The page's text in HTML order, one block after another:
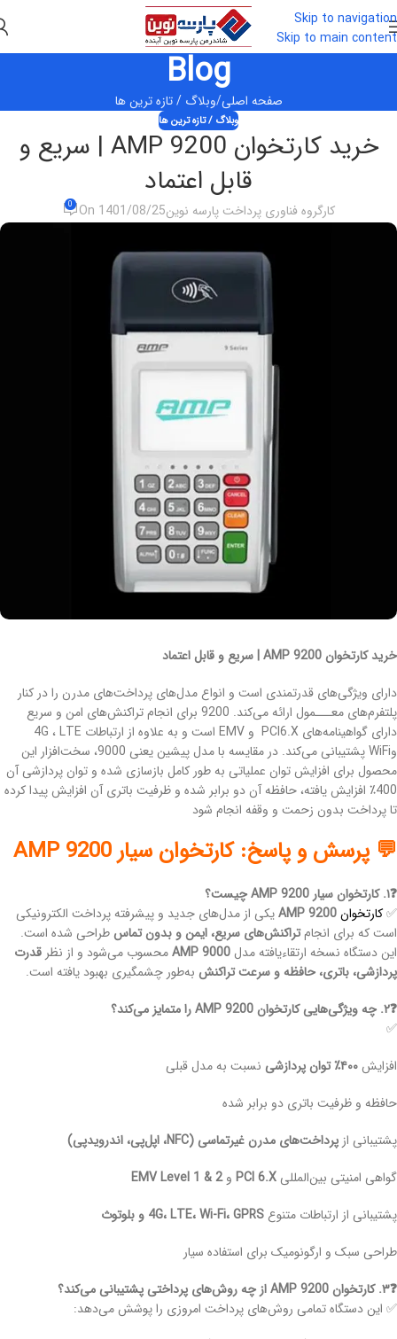
Skip to navigation
Skip to main content
Blog
صفحه اصلی وبلاگ / تازه ترین ها
وبلاگ / تازه ترین ها
خرید کارتخوان AMP 9200 | سریع و
قابل اعتماد
کارگروه فناوری پرداخت پارسه نوینOn 1401/08/25
0
خرید کارتخوان AMP 9200 | سریع و قابل اعتماد
دارای ویژگی‌های قدرتمندی است و انواع مدل‌های پرداخت‌های مدرن را در کنار
پلتفرم‌های معـــمول ارائه می‌کند. 9200 برای انجام تراکنش‌های امن و سریع
وWiFi پشتیبانی می‌کند. در مقایسه با مدل پیشین یعنی 9000، سخت‌افزار این
محصول برای افزایش توان عملیاتی به طور کامل بازسازی شده و توان پردازشی آن
400٪ افزایش یافته، حافظه آن دو برابر شده و ظرفیت باتری آن افزایش پیدا کرده
تا پرداخت بدون زحمت و وقفه انجام شود
💬 پرسش و پاسخ: کارتخوان سیار AMP 9200
❓۱. کارتخوان سیار AMP 9200 چیست؟
✅کارتخوانAMP 9200یکی از مدل‌های جدید و پیشرفته پرداخت الکترونیکی
است که برای انجامتراکنش‌های سریع، ایمن و بدون تماس طراحی شده است.
این دستگاه نسخه ارتقاءیافته مدل AMP 9000محسوب می‌شود و از نظر قدرت
پردازشی، باتری، حافظه و سرعت تراکنش به‌طور چشمگیری بهبود یافته است.
❓۲. چه ویژگی‌هایی کارتخوان AMP 9200 را متمایز می‌کند؟
✅
افزایش ۴۰۰٪ توان پردازشی
نسبت به مدل قبلی
حافظه و ظرفیت باتری دو برابر شده
پشتیبانی از پرداخت‌های مدرن غیرتماسی (NFC، اپل‌پی، اندروید‌پی)
گواهی امنیتی بین‌المللی PCI 6.X وEMV Level 1 & 2
پشتیبانی از ارتباطات متنوع4G، LTE، Wi-Fi، GPRS و بلوتوث
طراحی سبک و ارگونومیک برای استفاده سیار
❓۳. کارتخوان AMP 9200 از چه روش‌های پرداختی پشتیبانی می‌کند؟
✅ این دستگاه تمامی روش‌های پرداخت امروزی را پوشش می‌دهد: